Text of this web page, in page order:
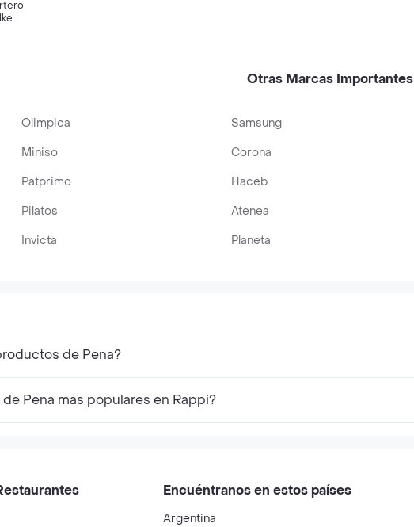
Otras Marcas Importantes
Olimpica Samsung
Miniso Corona
Patprimo Haceb
Pilatos Atenea
Invicta Planeta
de Pena?
Pena mas populares en Rappi?
Encuéntranos en estos países
Argentina